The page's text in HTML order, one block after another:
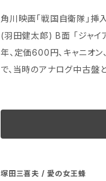
角川映画「戦国自衛隊」挿入歌 A面 「スクリーンに雨が降る」 作詩/・作曲/高橋研、編曲/羽
(羽田健太郎) B面 「ジャイアント・シティ」 作詩/・作曲/高橋研、編曲/羽根田健太郎(羽田健太郎) 1979
年、定価600円、キャニオン、番号F-250 ジャケットの状態はシワが
で、当時のアナログ中古盤
塚田三喜夫 / 愛の女王蜂